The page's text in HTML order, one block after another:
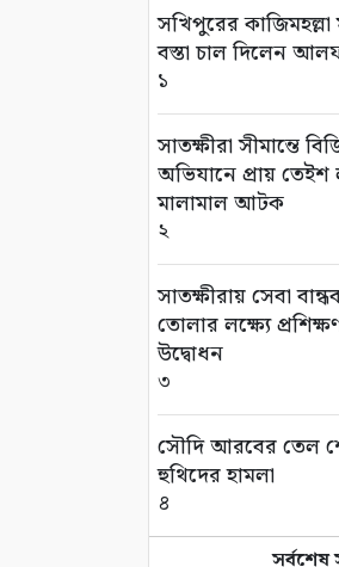
সখিপুরের কাজিমহল্লা
বস্তা চাল দিলেন
১
সাতক্ষীরা সীমান্তে
অভিযানে প্রায় তেইশ
মালামাল আটক
২
সাতক্ষীরায় সেবা
তোলার লক্ষ্যে
উদ্বোধন
৩
সৌদি আরবের তেল
হুথিদের হামলা
৪